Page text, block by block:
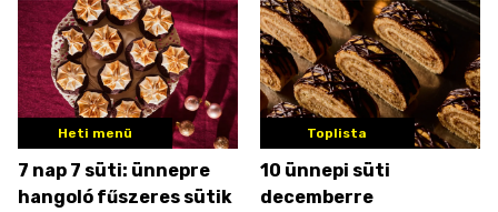
Heti menü
7 nap 7 süti: ünnepre
hangoló fűszeres sütik
Toplista
10 ünnepi süti
decemberre